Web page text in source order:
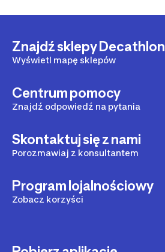
Znajdź sklepy Decathlon
Wyświetl mapę sklepów
Centrum pomocy
Znajdź odpowiedź na pytania
Skontaktuj się z nami
Porozmawiaj z konsultantem
Program lojalnościowy
Zobacz korzyści